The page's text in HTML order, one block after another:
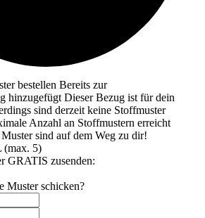
bestellen Bereits zur
hinzugefügt Dieser Bezug ist für dein
sind derzeit keine Stoffmuster
Anzahl an Stoffmustern erreicht
sind auf dem Weg zu dir!
5)
GRATIS zusenden:
Muster schicken?